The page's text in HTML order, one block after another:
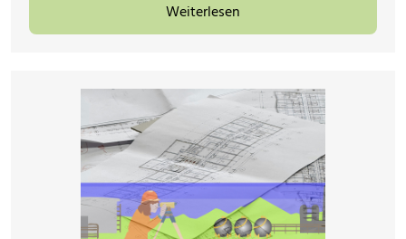
Weiterlesen